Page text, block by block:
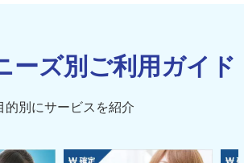
ーズ別ご利用ガイド
的別にサービスを紹介